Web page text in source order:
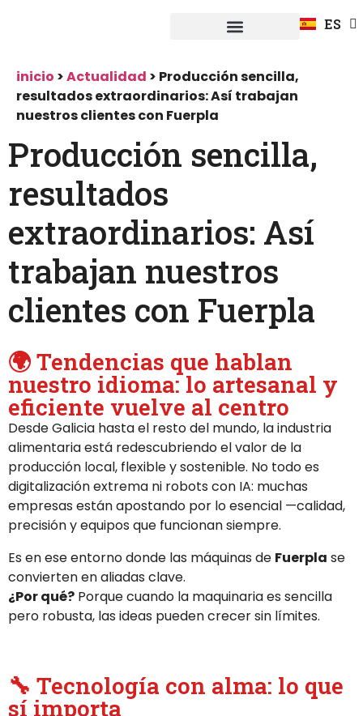
ES
DE
inicio >Actualidad > Producción sencilla,
resultados extraordinarios: Así trabajan
nuestros clientes con Fuerpla
Producción sencilla,
resultados
extraordinarios: Así
trabajan nuestros
clientes con Fuerpla
🌍 Tendencias que hablan
nuestro idioma: lo artesanal y
eficiente vuelve al centro
Desde Galicia hasta el resto del mundo, la industria
alimentaria está redescubriendo el valor de la
producción local, flexible y sostenible. No todo es
digitalización extrema ni robots con IA: muchas
empresas están apostando por lo esencial —calidad,
precisión y equipos que funcionan siempre.
Es en ese entorno donde las máquinas de Fuerpla se
convierten en aliadas clave.
¿Por qué? Porque cuando la maquinaria es sencilla
pero robusta, las ideas pueden crecer sin límites.
🔧 Tecnología con alma: lo que
sí importa